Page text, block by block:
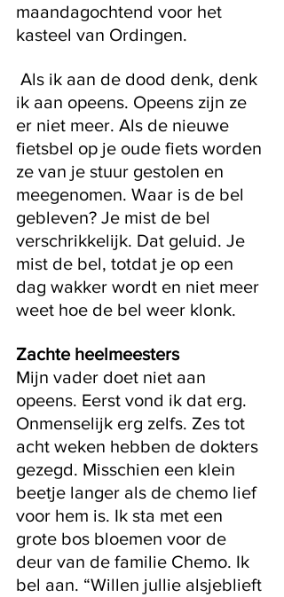
maandagochtend voor het
kasteel van Ordingen.
ik aan opeens. Opeens zijn ze
er niet meer. Als de nieuwe
fietsbel op je oude fiets worden
ze van je stuur gestolen en
meegenomen. Waar is de bel
gebleven? Je mist de bel
verschrikkelijk. Dat geluid. Je
mist de bel, totdat je op een
dag wakker wordt en niet meer
weet hoe de bel weer klonk.
Zachte heelmeesters
Mijn vader doet niet aan
opeens. Eerst vond ik dat erg.
Onmenselijk erg zelfs. Zes tot
acht weken hebben de dokters
gezegd. Misschien een klein
beetje langer als de chemo lief
voor hem is. Ik sta met een
grote bos bloemen voor de
deur van de familie Chemo. Ik
bel aan. “Willen jullie alsjeblieft